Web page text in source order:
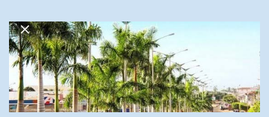
impossível viajar e subir ao palco. O comediante contou que
precisou ser levado a um hospital depois de perder a capacidade
de andar normalmente. “Eu não estou conseguindo nem me
levantar direito da cama. É um processo muito dolorido”, relatou o
humorista. Durante o atendimento médico, o humorista foi
diagnosticado com “bico de papagaio” na região da coluna. De